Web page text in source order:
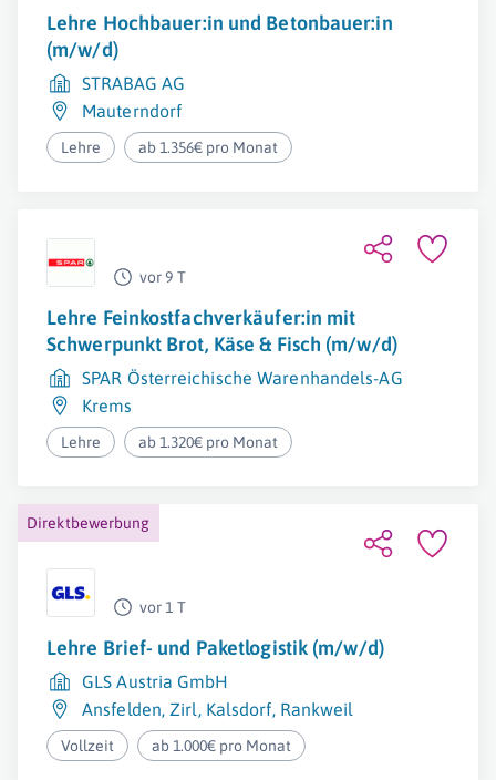
Lehre Hochbauer:in und Betonbauer:in
(m/w/d)
STRABAG AG
Mauterndorf
Lehre ab 1.356€ pro Monat
vor 9 T
Lehre Feinkostfachverkäufer:in mit
Schwerpunkt Brot, Käse & Fisch (m/w/d)
SPAR Österreichische Warenhandels-AG
Krems
Lehre ab 1.320€ pro Monat
Direktbewerbung
vor 1 T
Lehre Brief- und Paketlogistik (m/w/d)
GLS Austria GmbH
Ansfelden, Zirl, Kalsdorf, Rankweil
Vollzeit ab 1.000€ pro Monat